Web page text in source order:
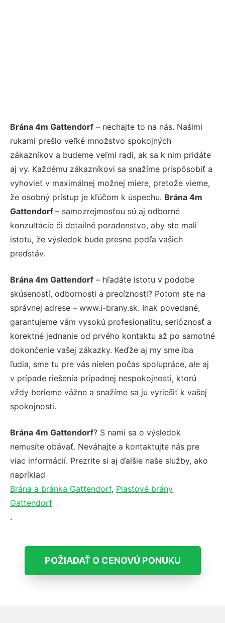
Brána 4m Gattendorf – nechajte to na nás. Našimi
rukami prešlo veľké množstvo spokojných
zákazníkov a budeme veľmi radi, ak sa k nim pridáte
aj vy. Každému zákazníkovi sa snažíme prispôsobiť a
vyhovieť v maximálnej možnej miere, pretože vieme,
že osobný prístup je kľúčom k úspechu. Brána 4m
Gattendorf – samozrejmosťou sú aj odborné
konzultácie či detailné poradenstvo, aby ste mali
istotu, že výsledok bude presne podľa vašich
predstáv.
Brána 4m Gattendorf – hľadáte istotu v podobe
skúseností, odbornosti a precíznosti? Potom ste na
správnej adrese – www.i-brany.sk. Inak povedané,
garantujeme vám vysokú profesionalitu, serióznosť a
korektné jednanie od prvého kontaktu až po samotné
dokončenie vašej zákazky. Keďže aj my sme iba
ľudia, sme tu pre vás nielen počas spolupráce, ale aj
v prípade riešenia prípadnej nespokojnosti, ktorú
vždy berieme vážne a snažíme sa ju vyriešiť k vašej
spokojnosti.
Brána 4m Gattendorf? S nami sa o výsledok
nemusíte obávať. Neváhajte a kontaktujte nás pre
viac informácií. Prezrite si aj ďalšie naše služby, ako
napríklad
Brána a bránka Gattendorf, Plastové brány
Gattendorf
.
POŽIADAŤ O CENOVÚ PONUKU